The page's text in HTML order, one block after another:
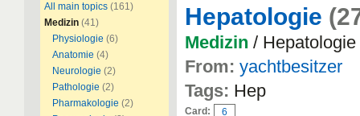
All main topics (161)
Medizin (41)
Physiologie (6)
Anatomie (4)
Neurologie (2)
Pathologie (2)
Pharmakologie (2)
Hepatologie
Medizin / Hepatologie
From: yachtbesitzer
Tags: Hep
Card: 6